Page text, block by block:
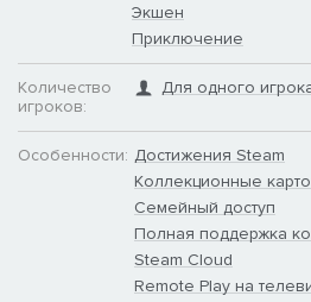
Экшен
Приключение
Количество
игроков:
Для одного
Особенности: Достижения Steam
Коллекционные
Семейный доступ
Полная поддержка
Steam Cloud
Remote Play на